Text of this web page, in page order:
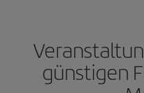
günstigen